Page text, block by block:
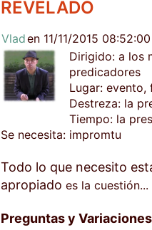
n
t
)
REVELADO
Vladen 11/11/2015
Dirigido: a los
predicadores
Lugar: evento,
Destreza: la
Tiempo: la
Se necesita: impromtu
Todo lo que necesito
apropiado es la cuestión...
Preguntas y